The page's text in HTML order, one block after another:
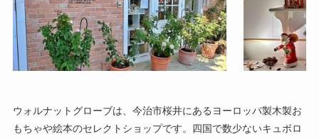
ウォルナットグローブは、今治市桜井にあるヨーロッパ製木製お
もちゃや絵本のセレクトショップです。四国で数少ないキュボロ